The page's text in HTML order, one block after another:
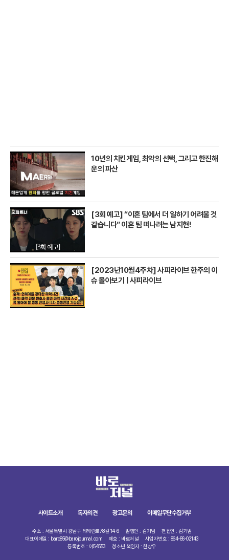
10년의 치킨게임, 최악의 선택, 그리고 한진해
운의 파산
[3회 예고] “이혼 팀에서 더 일하기 어려울 것
같습니다” 이혼 팀 떠나려는 남지현!
[2023년10월4주차] 사피라이브 한주의 이
슈 몰아보기 | 사피라이브
사이트소개 독자의견 광고문의 이메일무단수집거부
주소 : 서울특별시 강남구 테헤란로78길 14-6 발행인 : 김기범
편집인 : 김기범
대표이메일 : baro85@barojournal.com
제호 : 바로저널
사업자번호 : 864-86-02143
등록번호 : 아54553
청소년 책임자 : 한상우